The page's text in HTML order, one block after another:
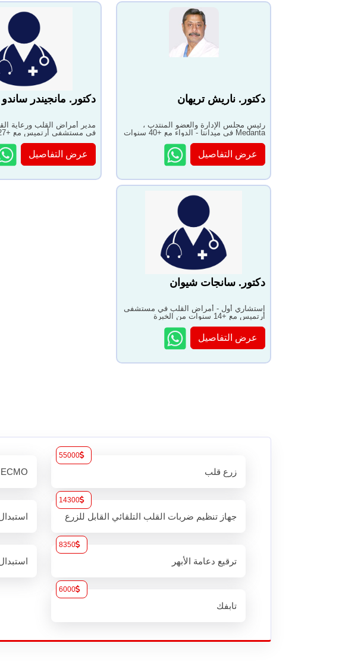
دكتور. ناريش تريهان
رئيس مجلس الإدارة والعضو المنتدب ،
Medanta في ميدانتا - الدواء مع +40 سنوات
عرض التفاصيل
دكتور. مانجيندر ساندو
مدير أمراض القلب ورعاية
عرض التفاصيل
دكتور. سانجات شيوان
استشاري أول - أمراض القلب في مستشفى
أرتميس مع +14 سنوات من الخبرة
عرض التفاصيل
زرع قلب
55000
ECMO
جهاز تنظيم ضربات القلب التلقائي القابل للزرع
14300
ترقيع دعامة الأبهر
8350
تابفك
6000